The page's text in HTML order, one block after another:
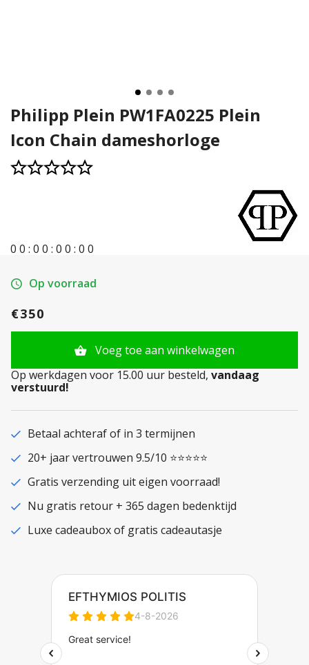
Philipp Plein PW1FA0225 Plein
Icon Chain dameshorloge
0 0 : 0 0 : 0 0 : 0 0
Op voorraad
€350
Voeg toe aan winkelwagen
Op werkdagen voor 15.00 uur besteld, vandaag
verstuurd!
Betaal achteraf of in 3 termijnen
20+ jaar vertrouwen 9.5/10 ⭐⭐⭐⭐⭐
Gratis verzending uit eigen voorraad!
Nu gratis retour + 365 dagen bedenktijd
Luxe cadeaubox of gratis cadeautasje